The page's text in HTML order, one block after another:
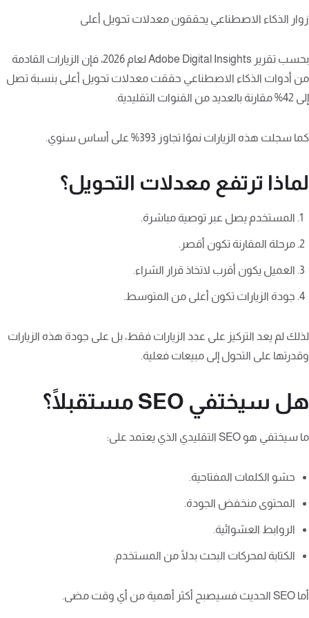
زوار الذكاء الاصطناعي يحققون معدلات تحويل أعلى
بحسب تقرير Adobe Digital Insights لعام 2026، فإن الزيارات القادمة
من أدوات الذكاء الاصطناعي حققت معدلات تحويل أعلى بنسبة تصل
إلى 42% مقارنة بالعديد من القنوات التقليدية.
كما سجلت هذه الزيارات نموًا تجاوز 393% على أساس سنوي.
لماذا ترتفع معدلات التحويل؟
المستخدم يصل عبر توصية مباشرة.
مرحلة المقارنة تكون أقصر.
العميل يكون أقرب لاتخاذ قرار الشراء.
جودة الزيارات تكون أعلى من المتوسط.
لذلك لم يعد التركيز على عدد الزيارات فقط، بل على جودة هذه الزيارات
وقدرتها على التحول إلى مبيعات فعلية.
هل سيختفي SEO مستقبلًا؟
ما سيختفي هو SEO التقليدي الذي يعتمد على:
حشو الكلمات المفتاحية.
المحتوى منخفض الجودة.
الروابط العشوائية.
الكتابة لمحركات البحث بدلًا من المستخدم.
أما SEO الحديث فسيصبح أكثر أهمية من أي وقت مضى.